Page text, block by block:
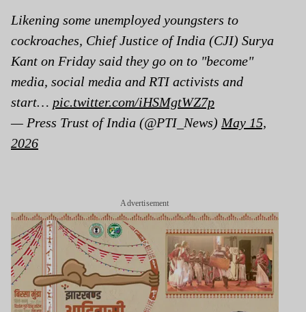
Likening some unemployed youngsters to
cockroaches, Chief Justice of India (CJI) Surya
Kant on Friday said they go on to "become"
media, social media and RTI activists and
start… pic.twitter.com/iHSMgtWZ7p
— Press Trust of India (@PTI_News) May 15,
2026
Advertisement